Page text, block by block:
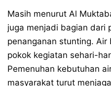
Masih menurut Al
juga menjadi bagian dari
penanganan stunting.
pokok kegiatan sehari-
Pemenuhan kebutuhan
masyarakat turut